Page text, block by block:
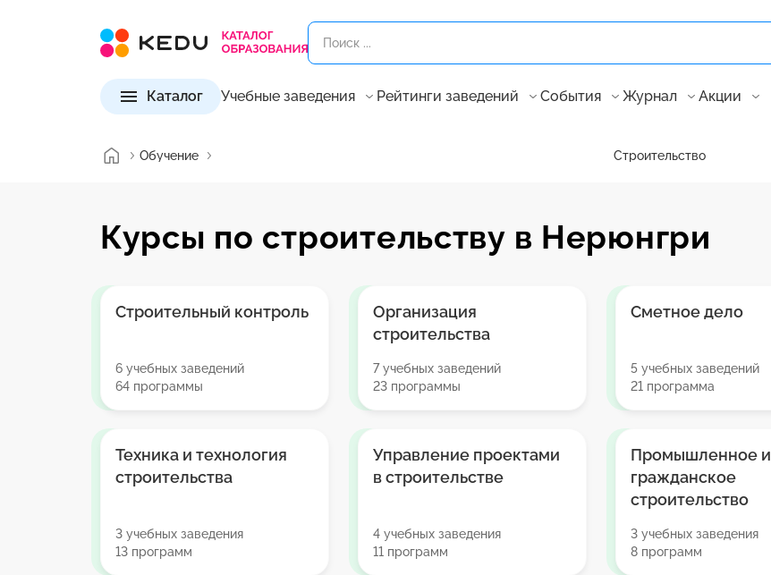
Каталог Учебные заведения Рейтинги заведений События Журнал Акции
Обучение Строительство
Курсы по строительству в Нерюнгри
Строительный контроль
6 учебных заведений
64 программы
Организация
строительства
7 учебных заведений
23 программы
Сметное дело
5 учебных заведений
21 программа
Техника и технология
строительства
3 учебных заведения
13 программ
Управление проектами
в строительстве
4 учебных заведения
11 программ
Промышленное и
гражданское
строительство
3 учебных заведения
8 программ